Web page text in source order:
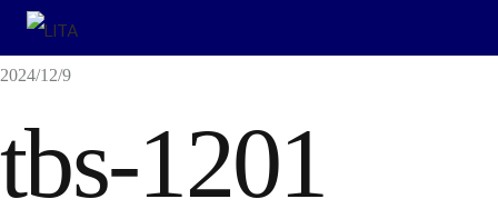
2024/12/9
tbs-1201